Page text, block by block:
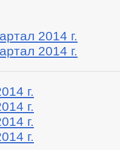
2014 г.
2014 г.
г.
г.
г.
г.